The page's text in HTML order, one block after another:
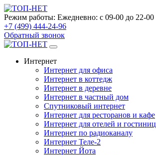
Режим работы: Ежедневно: с 09-00 до 22-00
+7 (499) 444-24-96
Обратный звонок
Интернет
Интернет для офиса
Интернет в коттедж
Интернет в деревне
Интернет в частный дом
Спутниковый интернет
Интернет для ресторанов и кафе
Интернет для отелей и гостиниц
Интернет по радиоканалу
Интернет Теле-2
Интернет Йота